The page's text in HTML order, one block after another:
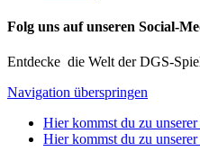
Folg uns auf unseren Social-
Entdecke die Welt der DGS-
Navigation überspringen
Hier kommst du zu unserer
Hier kommst du zu unserer